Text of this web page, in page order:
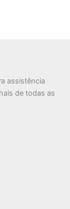
assistência
de todas as